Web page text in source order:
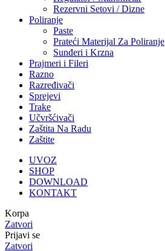
Rezervni Setovi / Dizne
Poliranje
Paste
Prateći Materijal Za Poliranje
Sunđeri i Krzna
Prajmeri i Fileri
Razno
Razređivači
Sprejevi
Trake
Učvršćivači
Zaštita Na Radu
Zaštite
UVOZ
SHOP
DOWNLOAD
KONTAKT
Korpa
Zatvori
Prijavi se
Zatvori